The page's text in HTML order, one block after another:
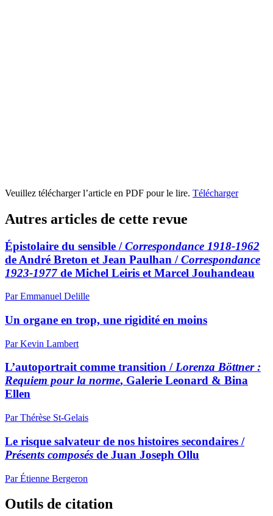
Veuillez télécharger l’article en PDF pour le lire. Télécharger
Autres articles de cette revue
Épistolaire du sensible /Correspondance 1918-1962
de André Breton et Jean Paulhan /Correspondance
1923-1977 de Michel Leiris et Marcel Jouhandeau
Par Emmanuel Delille
Un organe en trop, une rigidité en moins
Par Kevin Lambert
L’autoportrait comme transition /Lorenza Böttner :
Requiem pour la norme, Galerie Leonard & Bina
Ellen
Par Thérèse St-Gelais
Le risque salvateur de nos histoires secondaires /
Présents composés de Juan Joseph Ollu
Par Étienne Bergeron
Outils de citation